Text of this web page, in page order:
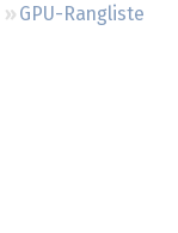
GPU-Rangliste